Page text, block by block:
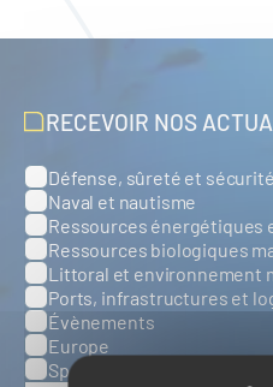
RECEVOIR NOS
Catégories
Défense, sûreté et
Naval et nautisme
Ressources énergétiques
Ressources biologiques
Littoral et environnement
Ports, infrastructures et
Évènements
Europe
Spatial